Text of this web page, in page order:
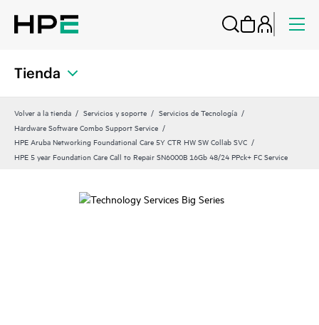
Tienda
Volver a la tienda Servicios y soporte
Servicios de Tecnología
Hardware Software Combo Support Service
HPE Aruba Networking Foundational Care 5Y CTR HW SW Collab SVC
HPE 5 year Foundation Care Call to Repair SN6000B 16Gb 48/24 PPck+ FC Service